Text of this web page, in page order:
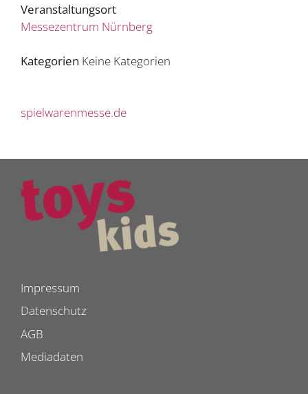
Veranstaltungsort
Messezentrum Nürnberg
Kategorien Keine Kategorien
spielwarenmesse.de
Impressum
Datenschutz
AGB
Mediadaten